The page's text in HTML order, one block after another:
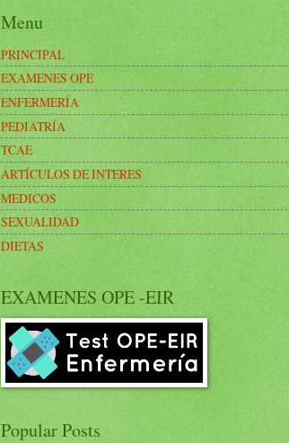
Menu
PRINCIPAL
EXAMENES OPE
ENFERMERÍA
PEDIATRÍA
TCAE
ARTÍCULOS DE INTERES
MEDICOS
SEXUALIDAD
DIETAS
EXAMENES OPE -EIR
Popular Posts